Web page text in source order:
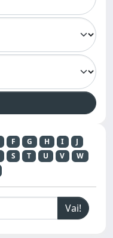
F G H I
J
S T U V
W